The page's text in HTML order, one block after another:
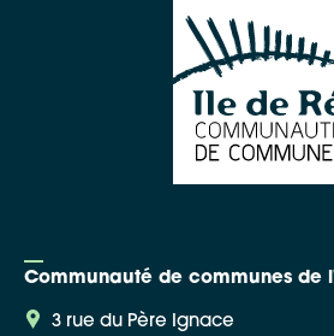
Communauté de communes de
3 rue du Père Ignace